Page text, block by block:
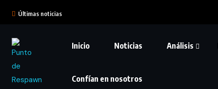
Últimas noticias
Inicio Noticias Análisis
Confían en nosotros